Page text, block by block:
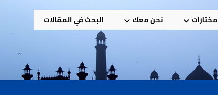
مختارات نحن معك البحث في المقالات